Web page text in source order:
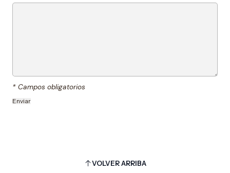
* Campos obligatorios
VOLVER ARRIBA